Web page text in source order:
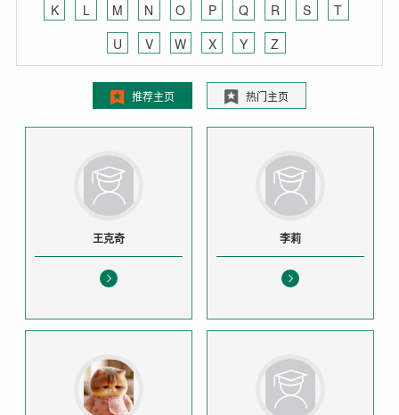
K
L M N O P Q R S
T
U
V W X Y Z
推荐主页 热门主页
王克奇 李莉